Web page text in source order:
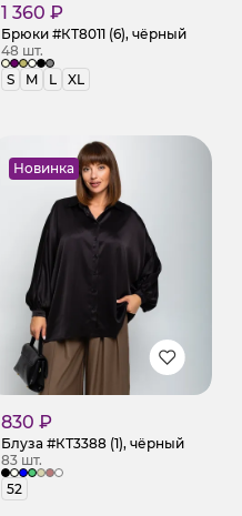
1 360 ₽
Брюки #КТ8011 (6), чёрный
48 шт.
S
M L XL
Новинка
830 ₽
Блуза #КТ3388 (1), чёрный
83 шт.
52